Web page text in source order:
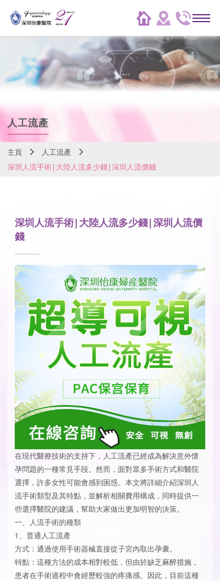
人工流產
主頁
人工流產
深圳人流手術|大陸人流多少錢|深圳人流價錢
深圳人流手術|大陸人流多少錢|深圳人流價
錢
在現代醫療技術的支持下，人工流產已經成為解決意外懷
孕問題的一種常見手段。然而，面對眾多手術方式和醫院
選擇，許多女性可能會感到困惑。本文將詳細介紹深圳人
流手術類型及其特點，並解析相關費用構成，同時提供一
些選擇醫院的建議，幫助大家做出更加明智的決策。
一、人流手術的種類
1、普通人工流產
方式：通過使用手術器械直接從子宮內取出孕囊。
特點：這種方法的成本相對較低，但由於缺乏麻醉措施，
患者在手術過程中會經歷較強的疼痛感。因此，目前這種